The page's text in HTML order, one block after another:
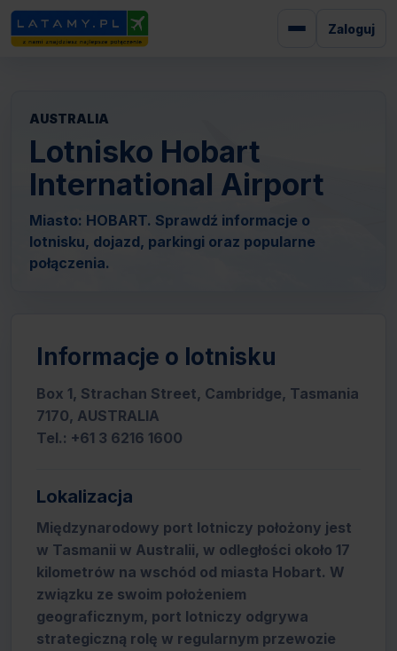
Zaloguj
AUSTRALIA
Lotnisko Hobart
International Airport
Miasto: HOBART. Sprawdź informacje o
lotnisku, dojazd, parkingi oraz popularne
połączenia.
Informacje o lotnisku
Box 1, Strachan Street, Cambridge, Tasmania
7170, AUSTRALIA
Tel.: +61 3 6216 1600
Lokalizacja
Międzynarodowy port lotniczy położony jest
w Tasmanii w Australii, w odległości około 17
kilometrów na wschód od miasta Hobart. W
związku ze swoim położeniem
geograficznym, port lotniczy odgrywa
strategiczną rolę w regularnym przewozie